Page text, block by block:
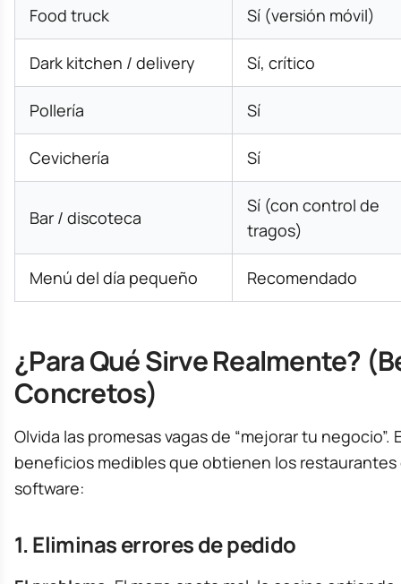
Food truck Sí (versión móvil)
Dark kitchen / delivery Sí, crítico
Pollería Sí
Cevichería Sí
Bar / discoteca
Sí (con control de
tragos)
Menú del día pequeño Recomendado
¿Para Qué Sirve Realmente?
Concretos)
Olvida las promesas vagas de “mejorar tu negocio”.
beneficios medibles que obtienen los
software:
1. Eliminas errores de pedido